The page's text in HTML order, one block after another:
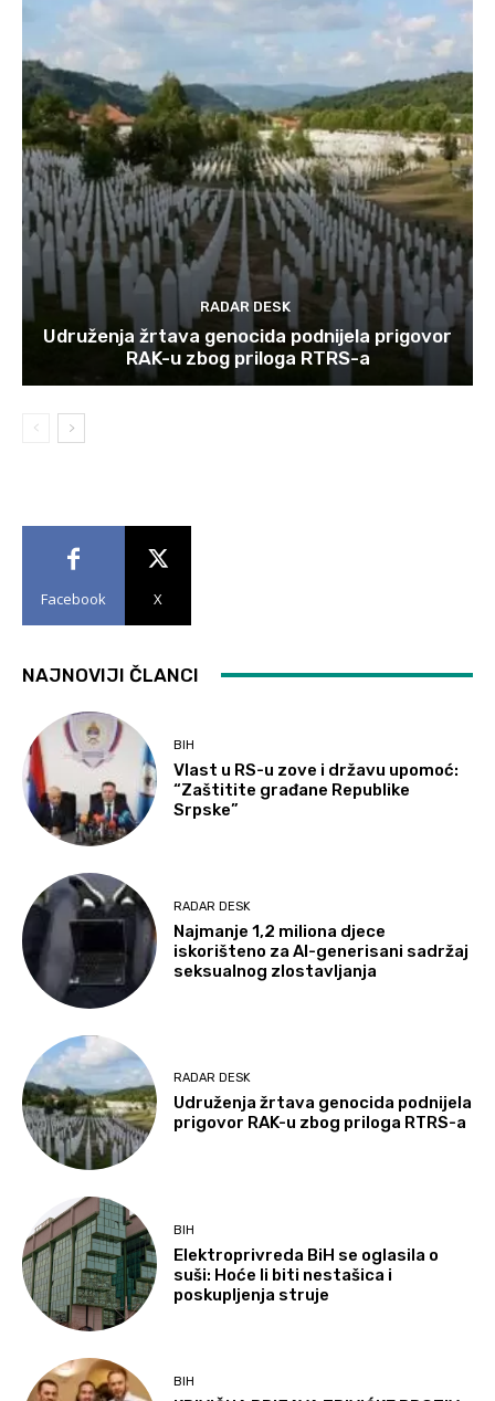
RADAR DESK
Udruženja žrtava genocida podnijela prigovor
RAK-u zbog priloga RTRS-a
Facebook X
NAJNOVIJI ČLANCI
BIH
Vlast u RS-u zove i državu upomoć:
“Zaštitite građane Republike
Srpske”
RADAR DESK
Najmanje 1,2 miliona djece
iskorišteno za AI-generisani sadržaj
seksualnog zlostavljanja
RADAR DESK
Udruženja žrtava genocida podnijela
prigovor RAK-u zbog priloga RTRS-a
BIH
Elektroprivreda BiH se oglasila o
suši: Hoće li biti nestašica i
poskupljenja struje
BIH